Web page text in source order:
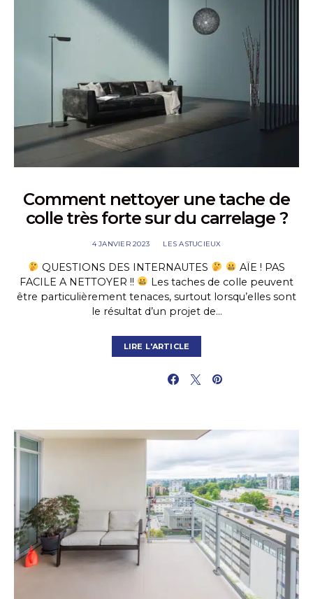
Comment nettoyer une tache de
colle très forte sur du carrelage ?
4 JANVIER 2023 LES ASTUCIEUX
QUESTIONS DES INTERNAUTES
AÏE ! PAS
FACILE A NETTOYER !!
Les taches de colle peuvent
être particulièrement tenaces, surtout lorsqu’elles sont
le résultat d’un projet de…
LIRE L'ARTICLE